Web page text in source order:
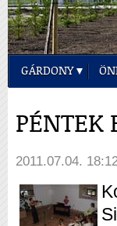
GÁRDONY
PÉNTEK
2011.07.04.